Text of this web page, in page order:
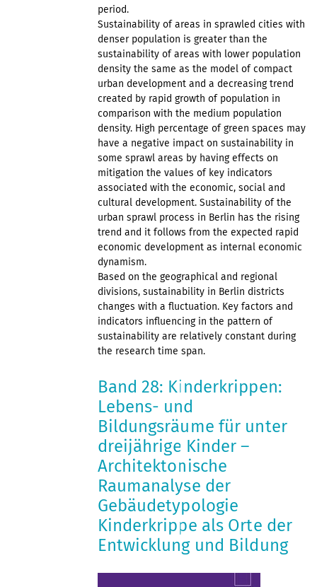
period.
Sustainability of areas in sprawled cities with
denser population is greater than the
sustainability of areas with lower population
density the same as the model of compact
urban development and a decreasing trend
created by rapid growth of population in
comparison with the medium population
density. High percentage of green spaces may
have a negative impact on sustainability in
some sprawl areas by having effects on
mitigation the values of key indicators
associated with the economic, social and
cultural development. Sustainability of the
urban sprawl process in Berlin has the rising
trend and it follows from the expected rapid
economic development as internal economic
dynamism.
Based on the geographical and regional
divisions, sustainability in Berlin districts
changes with a fluctuation. Key factors and
indicators influencing in the pattern of
sustainability are relatively constant during
the research time span.
Band 28: Kinderkrippen:
Lebens- und
Bildungsräume für unter
dreijährige Kinder –
Architektonische
Raumanalyse der
Gebäudetypologie
Kinderkrippe als Orte der
Entwicklung und Bildung